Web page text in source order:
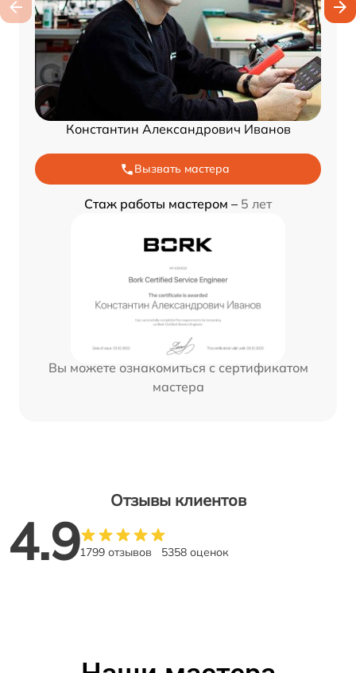
Константин Александрович Иванов
Вызвать мастера
Стаж работы мастером – 5 лет
Вы можете ознакомиться с сертификатом
мастера
Отзывы клиентов
4.91799 отзывов 5358 оценок